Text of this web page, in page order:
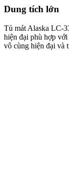
Dung tích lớn
Tủ mát Alaska LC-
hiện đại phù hợp
vô cùng hiện đại và